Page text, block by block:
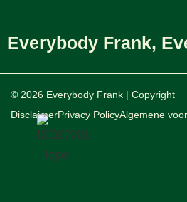
Everybody Frank,
© 2026 Everybody Frank | Copyright
DisclaimerPrivacy PolicyAlgemene